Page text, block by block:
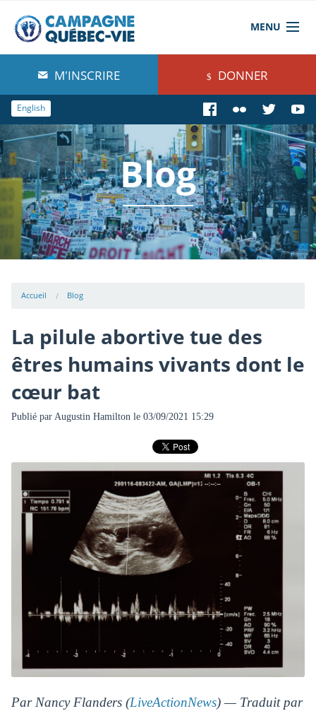
MENU
À propos de nous
Blog
Comprendre
Agir
Boutique
M'INSCRIRE DONNER
English
Blog
Accueil Blog
La pilule abortive tue des
êtres humains vivants dont le
cœur bat
Publié par Augustin Hamilton le 03/09/2021 15:29
Par Nancy Flanders (LiveActionNews) — Traduit par